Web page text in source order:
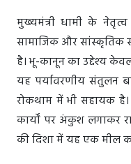
मुख्यमंत्री धामी के
सामाजिक और सांस्कृतिक
है। भू-कानून का उद्देश्य
यह पर्यावरणीय संतुलन
रोकथाम में भी सहायक है।
कार्यों पर अंकुश लगाकर
की दिशा में यह एक मील